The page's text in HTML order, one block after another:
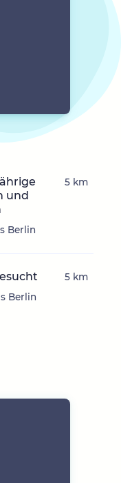
und
Berlin
5 km
Berlin
5 km